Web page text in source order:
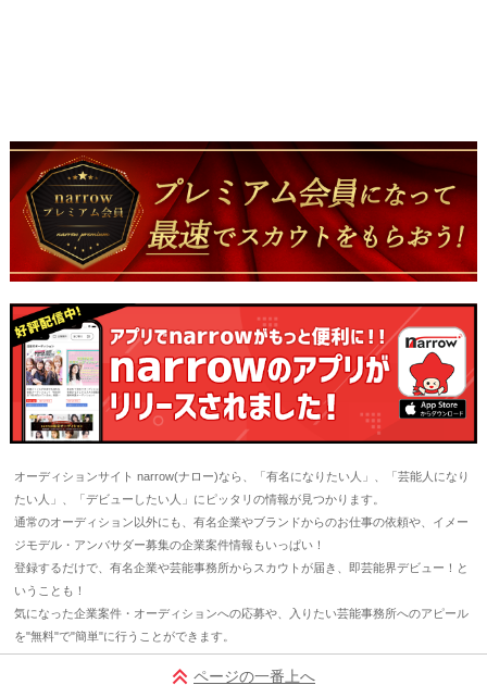
オーディションサイト narrow(ナロー)なら、「有名になりたい人」、「芸能人になり
たい人」、「デビューしたい人」にピッタリの情報が見つかります。
通常のオーディション以外にも、有名企業やブランドからのお仕事の依頼や、イメー
ジモデル・アンバサダー募集の企業案件情報もいっぱい！
登録するだけで、有名企業や芸能事務所からスカウトが届き、即芸能界デビュー！と
いうことも！
気になった企業案件・オーディションへの応募や、入りたい芸能事務所へのアピール
を"無料"で"簡単"に行うことができます。
ページの一番上へ